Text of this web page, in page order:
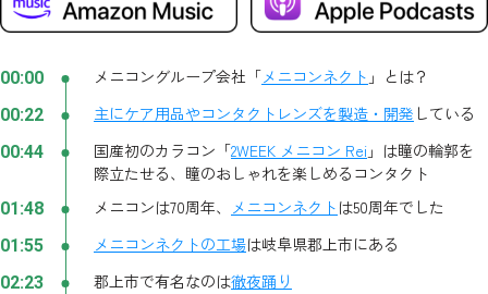
00:00 メニコングループ会社「メニコンネクト 」とは？
00:22 主にケア用品やコンタクトレンズを製造・開発 している
00:44 国産初のカラコン「2WEEK メニコン Rei 」は瞳の輪郭を
際立たせる、瞳のおしゃれを楽しめるコンタクト
01:48 メニコンは70周年、 メニコンネクト は50周年でした
01:55 メニコンネクトの工場は岐阜県郡上市にある
02:23 郡上市で有名なのは徹夜踊り